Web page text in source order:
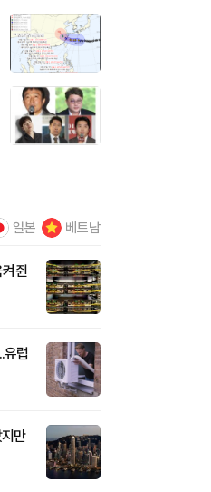
일본 베트남
쥔
유럽
만